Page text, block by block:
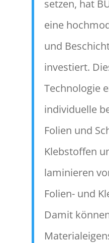
setzen, hat
eine
und
investiert.
Technologie
individuelle
Folien und
Klebstoffen
laminieren
Folien- und
Damit